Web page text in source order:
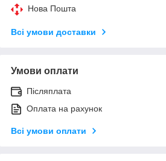
Нова Пошта
Всі умови доставки
Умови оплати
Післяплата
Оплата на рахунок
Всі умови оплати